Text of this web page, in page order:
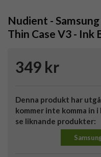
Nudient - Samsung
Thin Case V3 - Ink
349 kr
Denna produkt har
kommer inte komma in
se liknande produkter: